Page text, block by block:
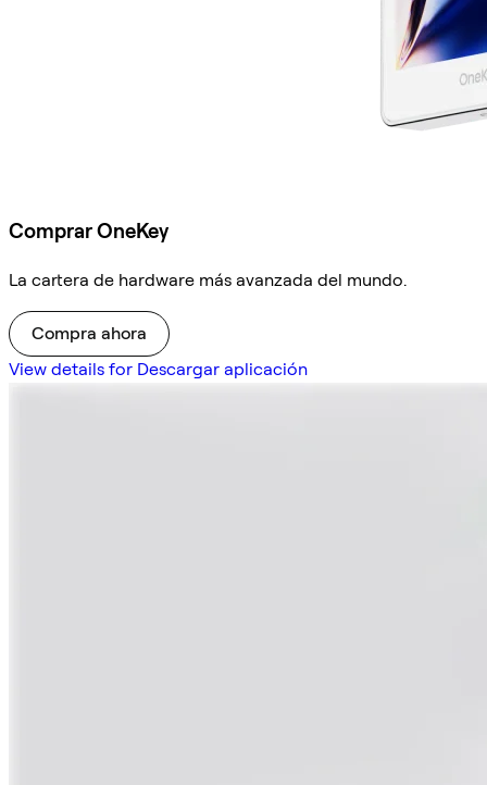
Comprar OneKey
La cartera de hardware más avanzada del mundo.
Compra ahora
View details for Descargar aplicación